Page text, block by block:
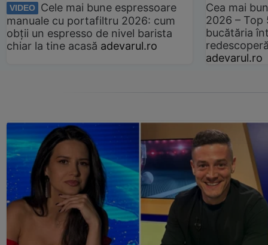
VIDEO
Cele mai bune espressoare
manuale cu portafiltru 2026: cum
obții un espresso de nivel barista
chiar la tine acasă adevarul.ro
Cea mai
2026 –
bucătăria
adevarul.ro